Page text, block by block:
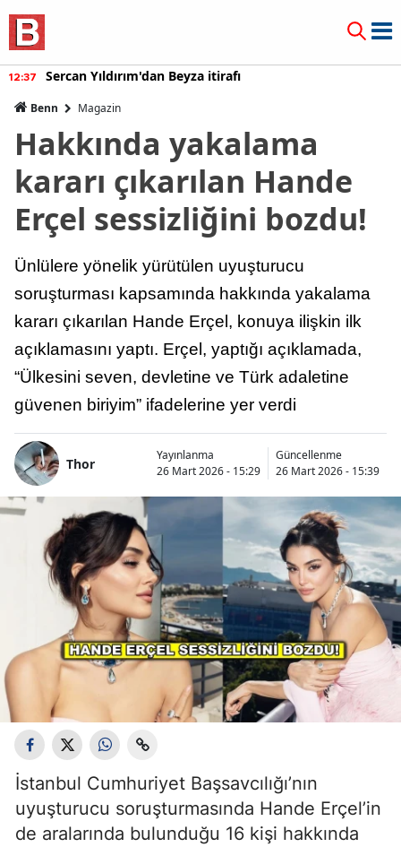
12:20 Burcu Özberk geri döndü!
Benn Magazin
Hakkında yakalama
kararı çıkarılan Hande
Erçel sessizliğini bozdu!
Ünlülere yönelik yürütülen uyuşturucu
soruşturması kapsamında hakkında yakalama
kararı çıkarılan Hande Erçel, konuya ilişkin ilk
açıklamasını yaptı. Erçel, yaptığı açıklamada,
“Ülkesini seven, devletine ve Türk adaletine
güvenen biriyim” ifadelerine yer verdi
Thor
Yayınlanma
26 Mart 2026 - 15:29
Güncellenme
26 Mart 2026 - 15:39
İstanbul Cumhuriyet Başsavcılığı’nın
uyuşturucu soruşturmasında Hande Erçel’in
de aralarında bulunduğu 16 kişi hakkında